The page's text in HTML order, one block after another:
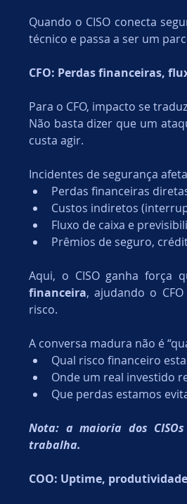
Quando o CISO conecta
técnico e passa a ser um
CFO: Perdas financeiras,
Para o CFO, impacto se
Não basta dizer que um
custa agir.
Incidentes de segurança
Perdas financeiras
Custos indiretos
Fluxo de caixa e
Prêmios de seguro,
Aqui, o CISO ganha força
financeira, ajudando o
risco.
A conversa madura não é
Qual risco financeiro
Onde um real investido
Que perdas estamos
Nota: a maioria dos
trabalha.
COO: Uptime,